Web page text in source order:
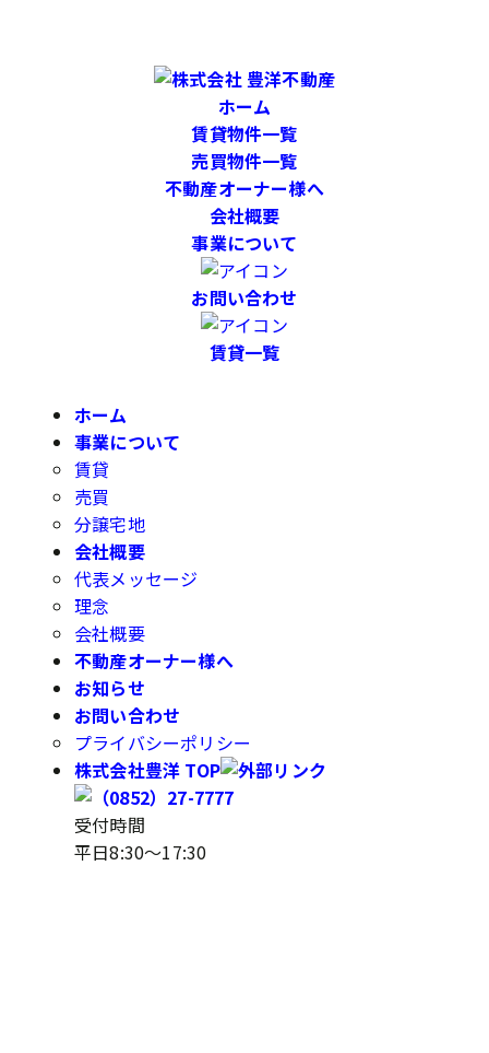
ホーム
賃貸物件一覧
売買物件一覧
不動産オーナー様へ
会社概要
事業について
お問い合わせ
賃貸一覧
ホーム
事業について
賃貸
売買
分譲宅地
会社概要
代表メッセージ
理念
会社概要
不動産オーナー様へ
お知らせ
お問い合わせ
プライバシーポリシー
株式会社豊洋 TOP
受付時間
平日8:30～17:30